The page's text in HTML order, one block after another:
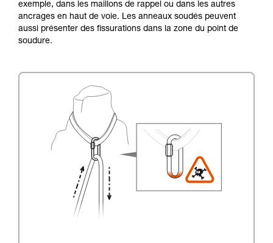
exemple, dans les maillons de rappel ou dans les autres
ancrages en haut de voie. Les anneaux soudés peuvent
aussi présenter des fissurations dans la zone du point de
soudure.